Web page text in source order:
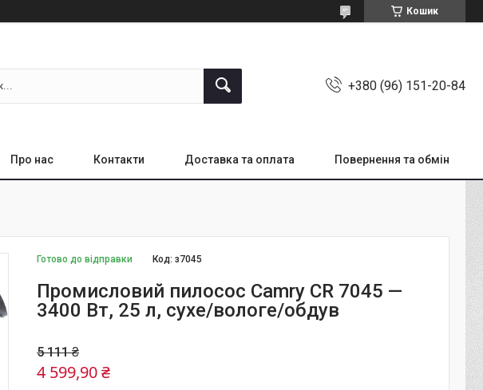
Кошик
+380 (96) 151-20-84
Про нас Контакти Доставка та оплата Повернення та обмін
Готово до відправки Код:з7045
Промисловий пилосос Camry CR 7045 —
3400 Вт, 25 л, сухе/вологе/обдув
5 111 ₴
4 599,90 ₴